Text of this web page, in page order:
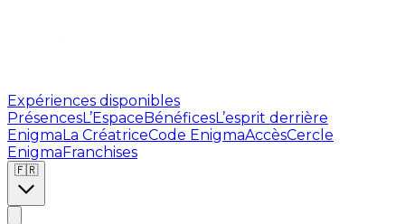
Expériences disponibles
PrésencesL’EspaceBénéficesL’esprit derrière
EnigmaLa CréatriceCode EnigmaAccèsCercle
EnigmaFranchises
🇫🇷